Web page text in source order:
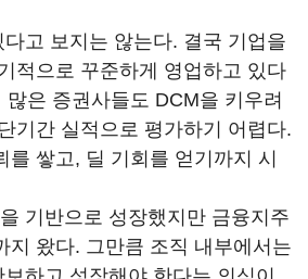
고 보지는 않는다. 결국 기업을
적으로 꾸준하게 영업하고 있다
은 증권사들도 DCM을 키우려
기간 실적으로 평가하기 어렵다.
를 쌓고, 딜 기회를 얻기까지 시
기반으로 성장했지만 금융지주
지 왔다. 그만큼 조직 내부에서는